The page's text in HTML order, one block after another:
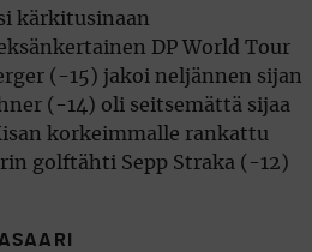
kärkitusinaan
DP World Tour
(-15) jakoi neljännen sijan
(-14) oli seitsemättä sijaa
korkeimmalle rankattu
golftähti Sepp Straka (-12)